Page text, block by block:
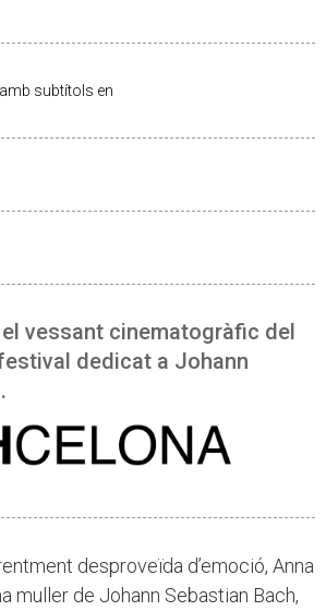
subtítols en
vessant cinematogràfic del
dedicat a Johann
desproveïda d’emoció, Anna
muller de Johann Sebastian Bach,